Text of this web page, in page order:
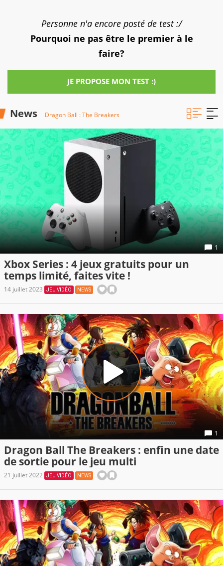
Personne n'a encore posté de test :/
Pourquoi ne pas être le premier à le
faire?
JE PROPOSE MON TEST :)
News Dragon Ball : The Breakers
1
Xbox Series : 4 jeux gratuits pour un
temps limité, faites vite !
14 juillet 2023 JEU VIDÉO NEWS
1
Dragon Ball The Breakers : enfin une date
de sortie pour le jeu multi
21 juillet 2022 JEU VIDÉO NEWS